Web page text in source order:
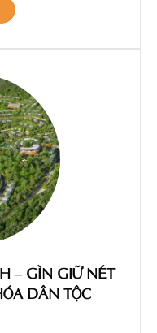
– GÌN GIỮ NÉT
DÂN TỘC